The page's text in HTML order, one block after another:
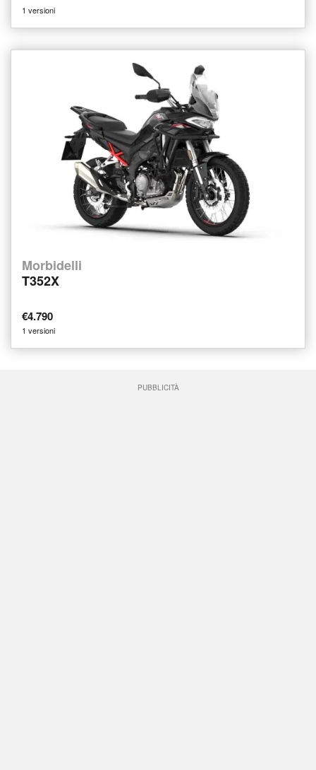
1 versioni
Morbidelli
T352X
€4.790
1 versioni
PUBBLICITÀ